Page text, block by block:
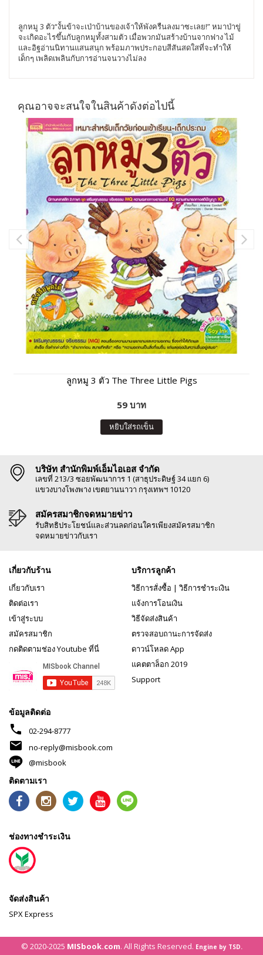
ลูกหมู 3 ตัว“งั้นข้าจะเป่าบ้านของเจ้าให้พังครืนลงมาซะเลย!” หมาป่าขู่
จะเกิดอะไรขึ้นกับลูกหมูทั้งสามตัว เมื่อพวกมันสร้างบ้านจากฟาง ไม้
และอิฐอ่านนิทานแสนสนุก พร้อมภาพประกอบสีสันสดใสที่จะทำให้
เด็กๆ เพลิดเพลินกับการอ่านจนวางไม่ลง
คุณอาจจะสนใจในสินค้าดังต่อไปนี้
ลูกหมู 3 ตัว The Three Little Pigs
59 บาท
หยิบใส่รถเข็น
บริษัท สำนักพิมพ์เอ็มไอเอส จำกัด
เลขที่ 213/3 ซอยพัฒนาการ 1 (สาธุประดิษฐ์ 34 แยก 6)
แขวงบางโพงพาง เขตยานนาวา กรุงเทพฯ 10120
สมัครสมาชิกจดหมายข่าว
รับสิทธิประโยชน์และส่วนลดก่อนใครเพียงสมัครสมาชิก
จดหมายข่าวกับเรา
เกี่ยวกับร้าน
เกี่ยวกับเรา
ติดต่อเรา
เข้าสู่ระบบ
สมัครสมาชิก
กดติดตามช่อง Youtube ที่นี่
บริการลูกค้า
วิธีการสั่งซื้อ | วิธีการชำระเงิน
แจ้งการโอนเงิน
วิธีจัดส่งสินค้า
ตรวจสอบถานะการจัดส่ง
ดาวน์โหลด App
แคตตาล็อก 2019
Support
ข้อมูลติดต่อ
phone 02-294-8777
mail
no-reply@misbook.com
@misbook
ติดตามเรา
ช่องทางชำระเงิน
จัดส่งสินค้า
SPX Express
© 2020-2025 MISbook.com. All Rights Reserved. Engine by TSD.